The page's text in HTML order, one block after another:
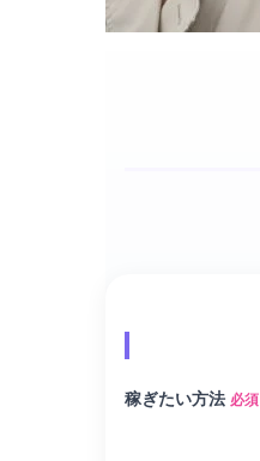
稼ぎたい方法 必須